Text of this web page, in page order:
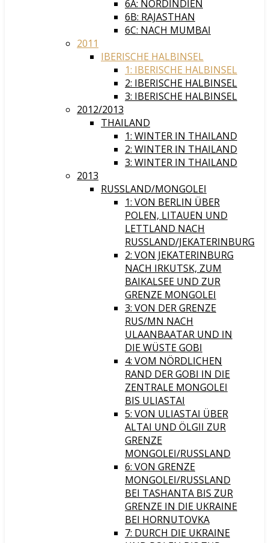
6A: NORDINDIEN
6B: RAJASTHAN
6C: NACH MUMBAI
2011
IBERISCHE HALBINSEL
1: IBERISCHE HALBINSEL
2: IBERISCHE HALBINSEL
3: IBERISCHE HALBINSEL
2012/2013
THAILAND
1: WINTER IN THAILAND
2: WINTER IN THAILAND
3: WINTER IN THAILAND
2013
RUSSLAND/MONGOLEI
1: VON BERLIN ÜBER
POLEN, LITAUEN UND
LETTLAND NACH
RUSSLAND/JEKATERINBURG
2: VON JEKATERINBURG
NACH IRKUTSK, ZUM
BAIKALSEE UND ZUR
GRENZE MONGOLEI
3: VON DER GRENZE
RUS/MN NACH
ULAANBAATAR UND IN
DIE WÜSTE GOBI
4: VOM NÖRDLICHEN
RAND DER GOBI IN DIE
ZENTRALE MONGOLEI
BIS ULIASTAI
5: VON ULIASTAI ÜBER
ALTAI UND ÖLGII ZUR
GRENZE
MONGOLEI/RUSSLAND
6: VON GRENZE
MONGOLEI/RUSSLAND
BEI TASHANTA BIS ZUR
GRENZE IN DIE UKRAINE
BEI HORNUTOVKA
7: DURCH DIE UKRAINE